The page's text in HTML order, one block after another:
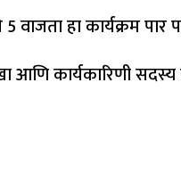
हा कार्यक्रम पार
आणि कार्यकारिणी